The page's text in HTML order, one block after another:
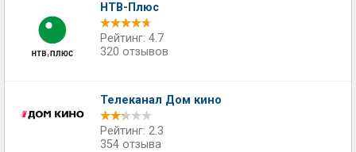
НТВ-Плюс
Рейтинг: 4.7
320 отзывов
Телеканал Дом кино
Рейтинг: 2.3
354 отзыва